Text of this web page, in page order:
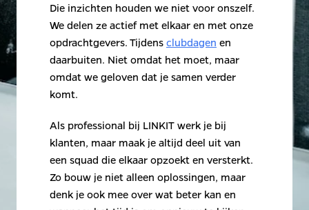
Die inzichten houden we niet voor onszelf.
We delen ze actief met elkaar en met onze
opdrachtgevers. Tijdens clubdagen en
daarbuiten. Niet omdat het moet, maar
omdat we geloven dat je samen verder
komt.
Als professional bij LINKIT werk je bij
klanten, maar maak je altijd deel uit van
een squad die elkaar opzoekt en versterkt.
Zo bouw je niet alleen oplossingen, maar
denk je ook mee over wat beter kan en